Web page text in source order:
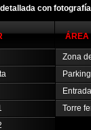
con
ÁREA
Zona
Parking
Torre